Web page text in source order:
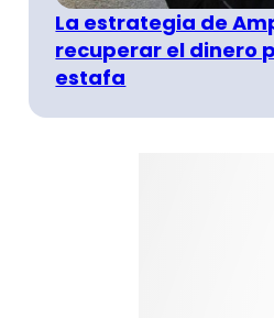
La estrategia de
recuperar el dinero
estafa